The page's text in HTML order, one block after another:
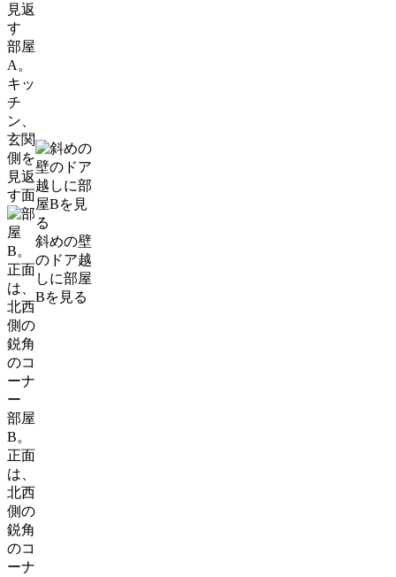
部屋
A。
キッ
チ
ン、
玄関
側を
見返
す面
斜めの壁
のドア越
しに部屋
Bを見る
部屋
B。
正面
は、
北西
側の
鋭角
のコ
ーナ